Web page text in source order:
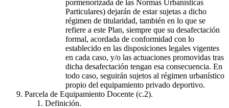
pormenorizada de las Normas Urbanísticas
Particulares) dejarán de estar sujetas a dicho
régimen de titularidad, también en lo que se
refiere a este Plan, siempre que su desafectación
formal, acordada de conformidad con lo
establecido en las disposiciones legales vigentes
en cada caso, y/o las actuaciones promovidas tras
dicha desafectación tengan esa consecuencia. En
todo caso, seguirán sujetos al régimen urbanístico
propio del equipamiento privado deportivo.
Parcela de Equipamiento Docente (c.2).
Definición.